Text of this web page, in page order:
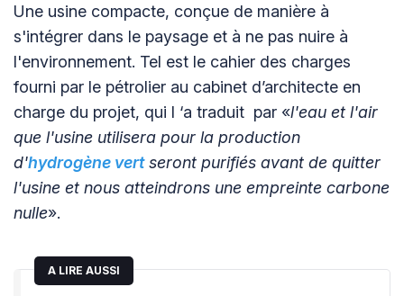
Une usine compacte, conçue de manière à
s'intégrer dans le paysage et à ne pas nuire à
l'environnement. Tel est le cahier des charges
fourni par le pétrolier au cabinet d’architecte en
charge du projet, qui l ‘a traduit par «l'eau et l'air
que l'usine utilisera pour la production
d'hydrogène vertseront purifiés avant de quitter
l'usine et nous atteindrons une empreinte carbone
nulle».
A LIRE AUSSI